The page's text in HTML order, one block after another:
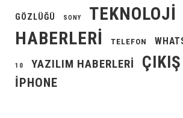
GÖZLÜĞÜ SONY
TEKNOLOJI
HABERLERI
TELEFON
10 YAZILIM HABERLERI
İPHONE